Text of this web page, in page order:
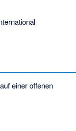
einer offenen